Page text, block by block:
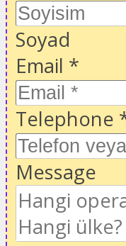
Soyad
Email *
Telephone
Message